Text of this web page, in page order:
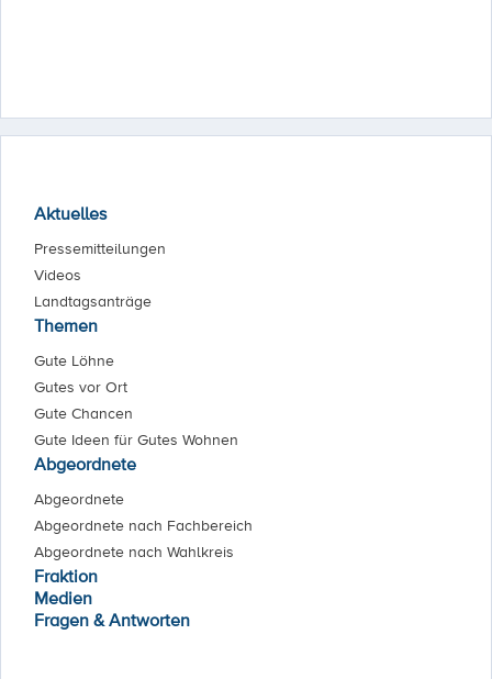
Aktuelles
Pressemitteilungen
Videos
Landtagsanträge
Themen
Gute Löhne
Gutes vor Ort
Gute Chancen
Gute Ideen für Gutes Wohnen
Abgeordnete
Abgeordnete
Abgeordnete nach Fachbereich
Abgeordnete nach Wahlkreis
Fraktion
Medien
Fragen & Antworten